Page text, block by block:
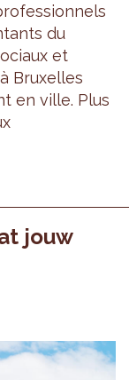
du
et
Bruxelles
en ville. Plus
jouw